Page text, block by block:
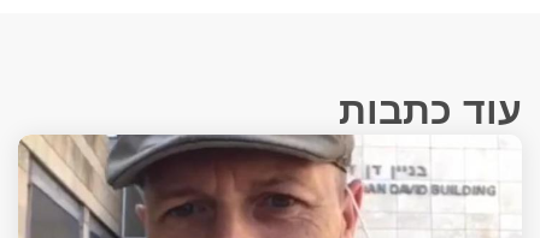
עוד כתבות